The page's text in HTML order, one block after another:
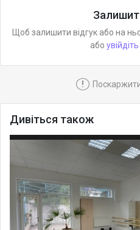
Щоб залишити відгук або на
або увійдіть
!
Дивіться також